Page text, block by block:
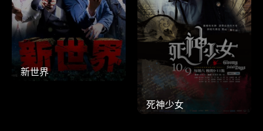
新世界
死神少女